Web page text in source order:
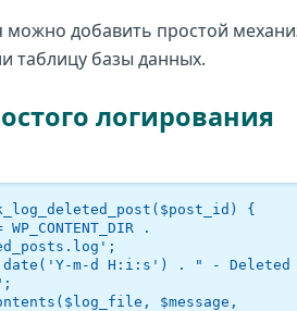
можно добавить простой
таблицу базы данных.
логирования
{